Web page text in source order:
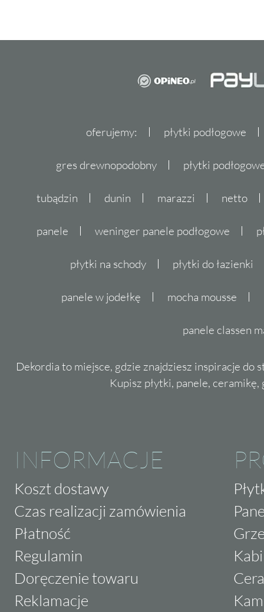
oferujemy: płytki podłogowe
gres drewnopodobny płytki
tubądzin dunin marazzi netto
panele weninger panele podłogowe
płytki na schody płytki do łazienki
panele w jodełkę mocha mousse
panele classen
Dekordia to miejsce, gdzie znajdziesz inspiracje do
Kupisz płytki, panele,
INFORMACJE
Koszt dostawy
Czas realizacji zamówienia
Płatność
Regulamin
Doręczenie towaru
Reklamacje